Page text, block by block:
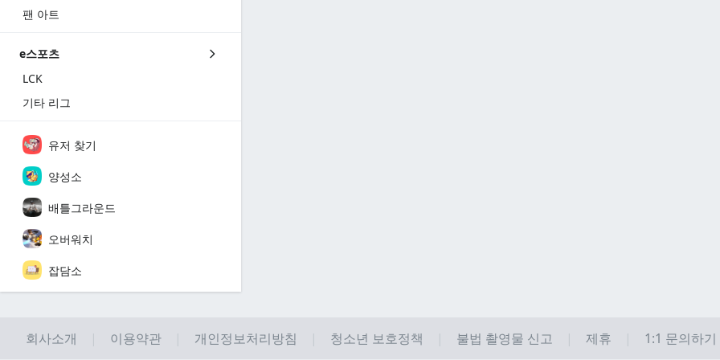
팬 아트
e스포츠
LCK
기타 리그
유저 찾기
양성소
배틀그라운드
오버워치
잡담소
회사소개 이용약관 개인정보처리방침 청소년 보호정책 불법 촬영물 신고 제휴 1:1 문의하기